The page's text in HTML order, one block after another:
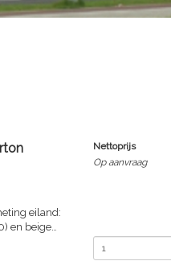
eiland:
en beige
Nettoprijs
Op aanvraag